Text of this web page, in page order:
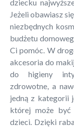
dziecku
Jeżeli obawiasz
niezbędnych
budżetu
Ci pomóc. W
akcesoria do
do higieny
zdrowotne, a
jedną z kategorii
której może być
dzieci. Dzięki